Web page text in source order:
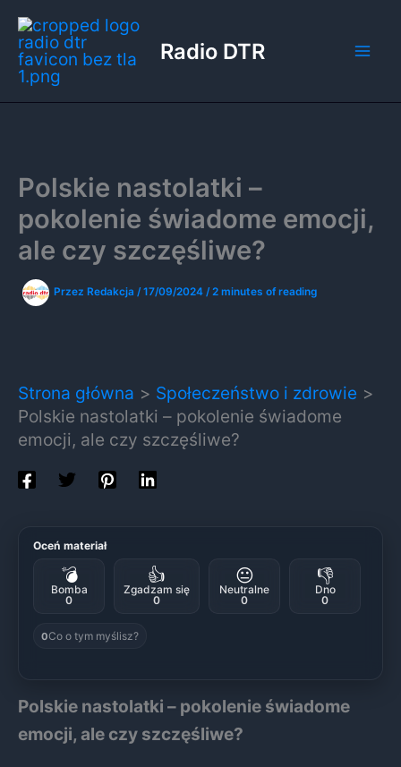
Przejdź
do
treści
Radio DTR
Polskie nastolatki –
pokolenie świadome emocji,
ale czy szczęśliwe?
Przez Redakcja /17/09/2024 /2 minutes of reading
Strona główna
Społeczeństwo i zdrowie
Polskie nastolatki – pokolenie świadome
emocji, ale czy szczęśliwe?
Oceń materiał
💣
Bomba
0
👍
Zgadzam się
0
😐
Neutralne
0
👎
Dno
0
0Co o tym myślisz?
Polskie nastolatki – pokolenie świadome
emocji, ale czy szczęśliwe?